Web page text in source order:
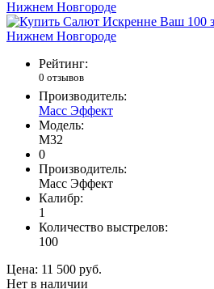
Рейтинг:
0 отзывов
Производитель:
Масс Эффект
Модель:
М32
0
Производитель:
Масс Эффект
Калибр:
1
Количество выстрелов:
100
Цена: 11 500 руб.
Нет в наличии